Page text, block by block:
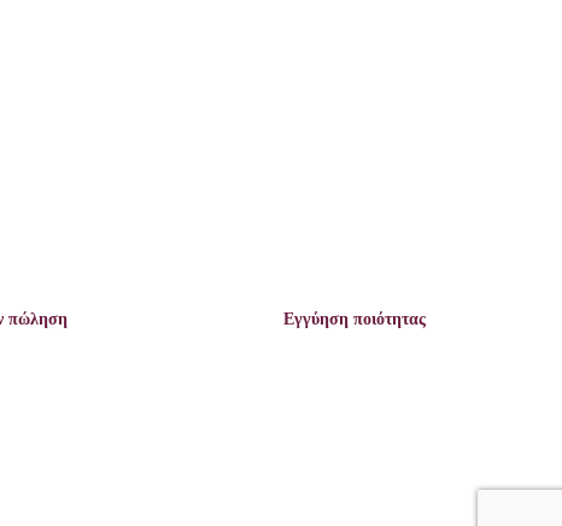
πώληση Εγγύηση ποιότητας